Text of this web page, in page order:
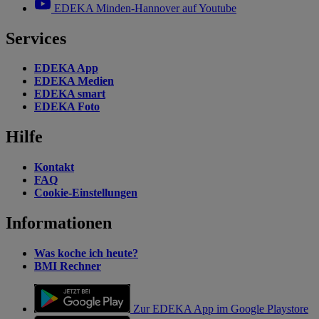
EDEKA Minden-Hannover auf Youtube
Services
EDEKA App
EDEKA Medien
EDEKA smart
EDEKA Foto
Hilfe
Kontakt
FAQ
Cookie-Einstellungen
Informationen
Was koche ich heute?
BMI Rechner
Zur EDEKA App im Google Playstore